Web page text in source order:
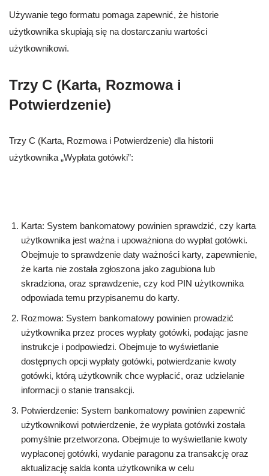
Używanie tego formatu pomaga zapewnić, że historie
użytkownika skupiają się na dostarczaniu wartości
użytkownikowi.
Trzy C (Karta, Rozmowa i
Potwierdzenie)
Trzy C (Karta, Rozmowa i Potwierdzenie) dla historii
użytkownika „Wypłata gotówki”:
Karta: System bankomatowy powinien sprawdzić, czy karta
użytkownika jest ważna i upoważniona do wypłat gotówki.
Obejmuje to sprawdzenie daty ważności karty, zapewnienie,
że karta nie została zgłoszona jako zagubiona lub
skradziona, oraz sprawdzenie, czy kod PIN użytkownika
odpowiada temu przypisanemu do karty.
Rozmowa: System bankomatowy powinien prowadzić
użytkownika przez proces wypłaty gotówki, podając jasne
instrukcje i podpowiedzi. Obejmuje to wyświetlanie
dostępnych opcji wypłaty gotówki, potwierdzanie kwoty
gotówki, którą użytkownik chce wypłacić, oraz udzielanie
informacji o stanie transakcji.
Potwierdzenie: System bankomatowy powinien zapewnić
użytkownikowi potwierdzenie, że wypłata gotówki została
pomyślnie przetworzona. Obejmuje to wyświetlanie kwoty
wypłaconej gotówki, wydanie paragonu za transakcję oraz
aktualizację salda konta użytkownika w celu